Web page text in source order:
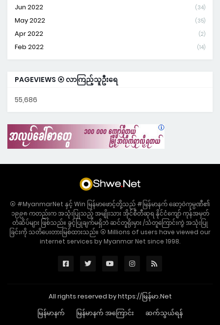
Jun 2022 (34)
May 2022 (35)
Apr 2022 (2)
Feb 2022 (14)
PAGEVIEWS ⦿ လာကြည့်သူဦးရေ
55,686
⦿ #MyanmarNet နှင့် Win မြန်မာဖောင့်တို့သည် #မြန်မာနက် ဆော့ဝဲကုမ္ပဏီ၏
၁၉၉၈ ကတည်းက အသုံးပြုသည့် အမျိုးသား အိုင်စီတီဆုရ နိုင်ငံကျော် ကုန်အမှတ်
တံဆိပ်များ ဖြစ်သည်။ ခွင့်ပြုချက်မရှိဘဲ ဆင်တူရိုးမှား /သံတူကြောင်းကွဲ အသုံးပြု
ခြင်းကို သတိပေးတားမြစ်ထားသည်။ ⦿ Millions of users have viewed our
internet services by Myanmar Net since 1998.
All rights reserved by https://မြန်မာ.Net
မြန်မာနက်
မြန်မာနက် အကြောင်း ဆက်သွယ်ရန်